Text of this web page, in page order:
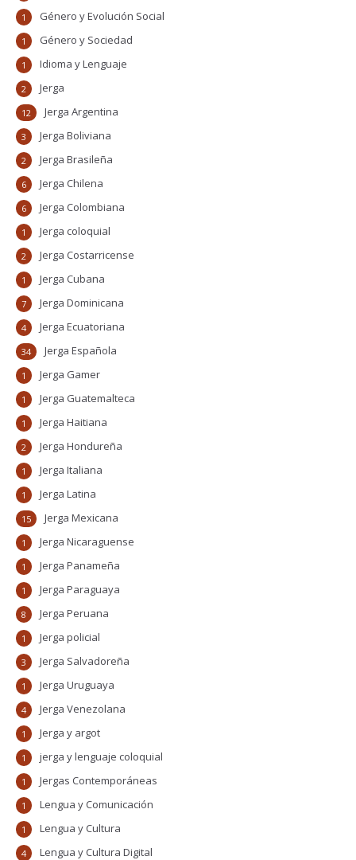
Género y Evolución Social
1
Género y Sociedad
1
Idioma y Lenguaje
1
Jerga
2
Jerga Argentina
12
Jerga Boliviana
3
Jerga Brasileña
2
Jerga Chilena
6
Jerga Colombiana
6
Jerga coloquial
1
Jerga Costarricense
2
Jerga Cubana
1
Jerga Dominicana
7
Jerga Ecuatoriana
4
Jerga Española
34
Jerga Gamer
1
Jerga Guatemalteca
1
Jerga Haitiana
1
Jerga Hondureña
2
Jerga Italiana
1
Jerga Latina
1
Jerga Mexicana
15
Jerga Nicaraguense
1
Jerga Panameña
1
Jerga Paraguaya
1
Jerga Peruana
8
Jerga policial
1
Jerga Salvadoreña
3
Jerga Uruguaya
1
Jerga Venezolana
4
Jerga y argot
1
jerga y lenguaje coloquial
1
Jergas Contemporáneas
1
Lengua y Comunicación
1
Lengua y Cultura
1
Lengua y Cultura Digital
4